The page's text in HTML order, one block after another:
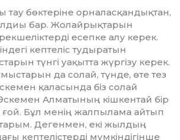
тау бөктеріне ор­на­ласқандықтан,
бар. Жолайрықтарын
есепке алу керек.
кептеліс тудыра­тын
түнгі уа­қыт­та жүргізу керек.
да солай, түнде, өте тез
қаласында біз солай
Алматы­ның кішкентай бір
ғой. Бұл менің жалпылама айтып
Дегенмен, екі жылдың
кептелістерді мүм­кіндігінше